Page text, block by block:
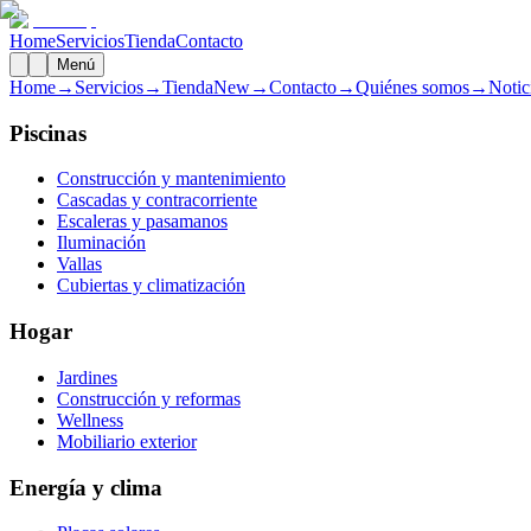
HomeServiciosTiendaContacto
Menú
Home→ Servicios→TiendaNew→Contacto→Quiénes somos→
Piscinas
Construcción y mantenimiento
Cascadas y contracorriente
Escaleras y pasamanos
Iluminación
Vallas
Cubiertas y climatización
Hogar
Jardines
Construcción y reformas
Wellness
Mobiliario exterior
Energía y clima